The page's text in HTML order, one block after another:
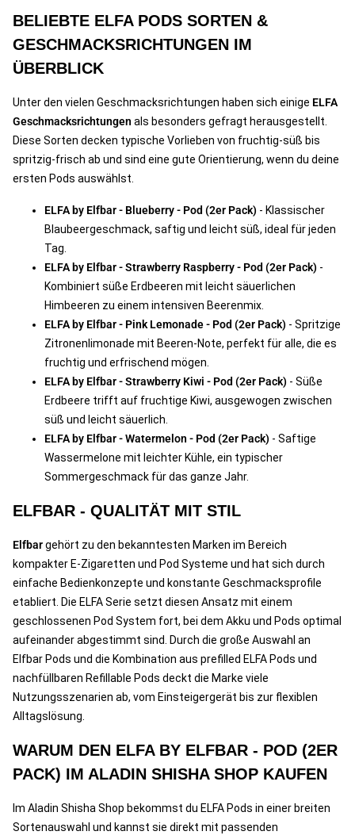
BELIEBTE ELFA PODS SORTEN &
GESCHMACKSRICHTUNGEN IM
ÜBERBLICK
Unter den vielen Geschmacksrichtungen haben sich einige ELFA
Geschmacksrichtungen als besonders gefragt herausgestellt.
Diese Sorten decken typische Vorlieben von fruchtig-süß bis
spritzig-frisch ab und sind eine gute Orientierung, wenn du deine
ersten Pods auswählst.
ELFA by Elfbar - Blueberry - Pod (2er Pack) - Klassischer
Blaubeergeschmack, saftig und leicht süß, ideal für jeden
Tag.
ELFA by Elfbar - Strawberry Raspberry - Pod (2er Pack) -
Kombiniert süße Erdbeeren mit leicht säuerlichen
Himbeeren zu einem intensiven Beerenmix.
ELFA by Elfbar - Pink Lemonade - Pod (2er Pack) - Spritzige
Zitronenlimonade mit Beeren-Note, perfekt für alle, die es
fruchtig und erfrischend mögen.
ELFA by Elfbar - Strawberry Kiwi - Pod (2er Pack) - Süße
Erdbeere trifft auf fruchtige Kiwi, ausgewogen zwischen
süß und leicht säuerlich.
ELFA by Elfbar - Watermelon - Pod (2er Pack) - Saftige
Wassermelone mit leichter Kühle, ein typischer
Sommergeschmack für das ganze Jahr.
ELFBAR - QUALITÄT MIT STIL
Elfbargehört zu den bekanntesten Marken im Bereich
kompakter E-Zigaretten und Pod Systeme und hat sich durch
einfache Bedienkonzepte und konstante Geschmacksprofile
etabliert. Die ELFA Serie setzt diesen Ansatz mit einem
geschlossenen Pod System fort, bei dem Akku und Pods optimal
aufeinander abgestimmt sind. Durch die große Auswahl an
Elfbar Pods und die Kombination aus prefilled ELFA Pods und
nachfüllbaren Refillable Pods deckt die Marke viele
Nutzungsszenarien ab, vom Einsteigergerät bis zur flexiblen
Alltagslösung.
WARUM DEN ELFA BY ELFBAR - POD (2ER
PACK) IM ALADIN SHISHA SHOP KAUFEN
Im Aladin Shisha Shop bekommst du ELFA Pods in einer breiten
Sortenauswahl und kannst sie direkt mit passenden